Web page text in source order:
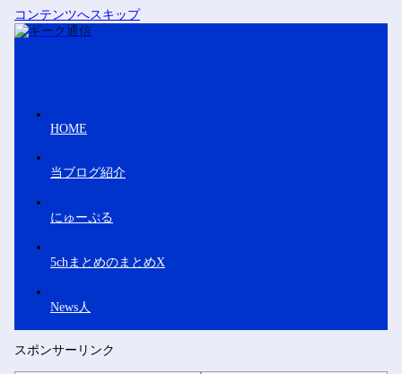
コンテンツへスキップ
HOME
当ブログ紹介
にゅーぷる
5chまとめのまとめX
News人
スポンサーリンク